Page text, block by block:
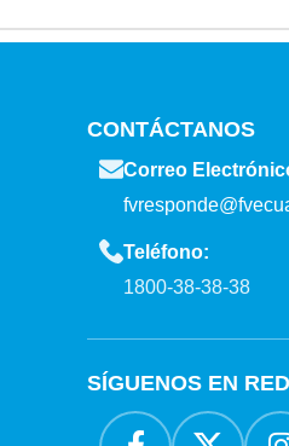
CONTÁCTANOS
Correo
Teléfono:
1800-38-38-38
SÍGUENOS EN